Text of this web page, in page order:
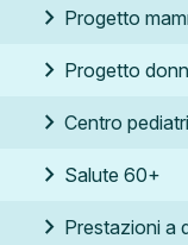
chevron_right Progetto
chevron_right Progetto
chevron_right Centro
chevron_right Salute 60+
chevron_right Prestazioni a